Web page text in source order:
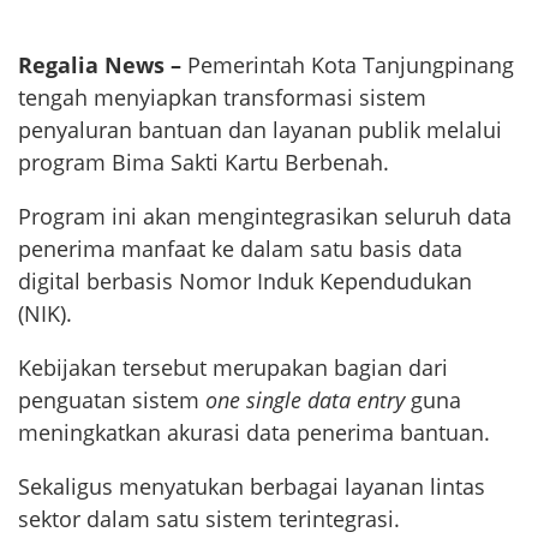
Regalia News – Pemerintah Kota Tanjungpinang
tengah menyiapkan transformasi sistem
penyaluran bantuan dan layanan publik melalui
program Bima Sakti Kartu Berbenah.
Program ini akan mengintegrasikan seluruh data
penerima manfaat ke dalam satu basis data
digital berbasis Nomor Induk Kependudukan
(NIK).
Kebijakan tersebut merupakan bagian dari
penguatan sistem one single data entryguna
meningkatkan akurasi data penerima bantuan.
Sekaligus menyatukan berbagai layanan lintas
sektor dalam satu sistem terintegrasi.